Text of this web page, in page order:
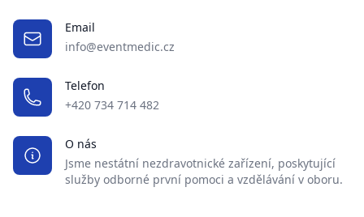
Email
info@eventmedic.cz
Telefon
+420 734 714 482
O nás
Jsme nestátní nezdravotnické zařízení, poskytující
služby odborné první pomoci a vzdělávání v oboru.